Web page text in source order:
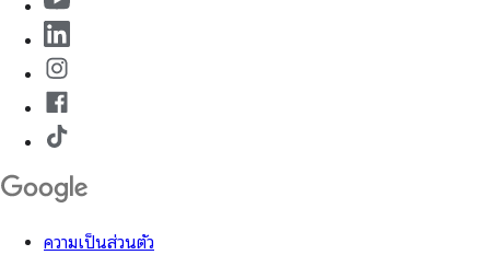
ความเป็นส่วนตัว